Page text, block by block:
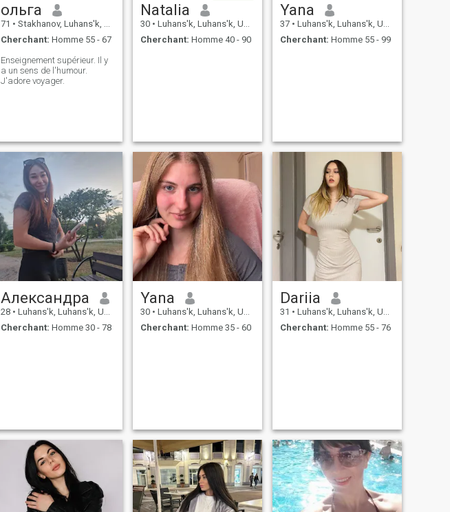
ольга
71 • Stakhanov, Luhans'k, Ukraine
Cherchant: Homme 55 - 67
Enseignement supérieur. Il y
a un sens de l'humour.
J'adore voyager.
Natalia
30 • Luhans'k, Luhans'k, Ukraine
Cherchant: Homme 40 - 90
Yana
37 • Luhans'k, Luhans'k, Ukraine
Cherchant: Homme 55 - 99
Александра
28 • Luhans'k, Luhans'k, Ukraine
Cherchant: Homme 30 - 78
Yana
30 • Luhans'k, Luhans'k, Ukraine
Cherchant: Homme 35 - 60
Dariia
31 • Luhans'k, Luhans'k, Ukraine
Cherchant: Homme 55 - 76